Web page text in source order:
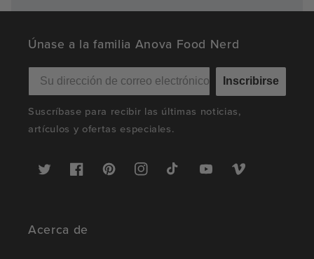
Únase a la familia Anova Food Nerd
Inscribirse
Suscríbase para recibir las últimas noticias,
artículos y ofertas especiales.
Twitter FacebookPinterestInstagramTikTok YouTubeVimeo
Acerca de